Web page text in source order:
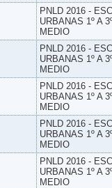
PNLD 2016 -
URBANAS 1º A
MEDIO
PNLD 2016 -
URBANAS 1º A
MEDIO
PNLD 2016 -
URBANAS 1º A
MEDIO
PNLD 2016 -
URBANAS 1º A
MEDIO
PNLD 2016 -
URBANAS 1º A
MEDIO